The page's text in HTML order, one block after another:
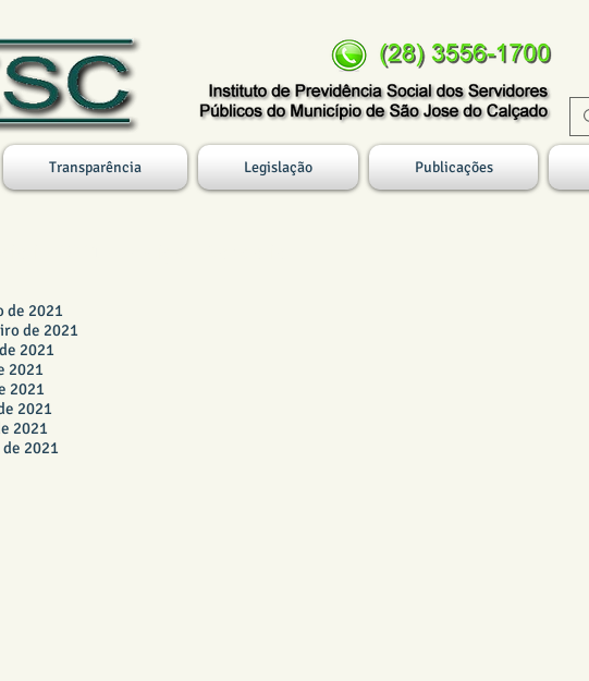
Transparência Legislação Publicações
de 2021
de 2021
2021
2021
2021
2021
2021
2021